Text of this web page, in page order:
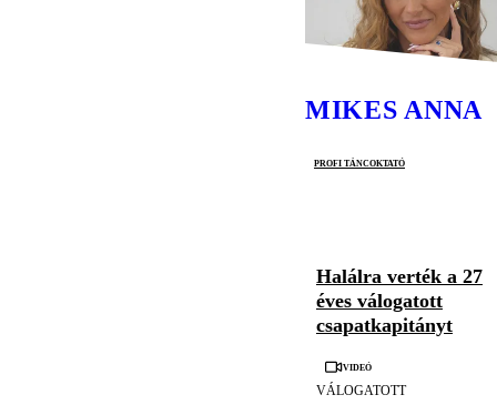
MIKES ANNA
profi táncoktató
Halálra verték a 27
éves válogatott
csapatkapitányt
Videó
VÁLOGATOTT